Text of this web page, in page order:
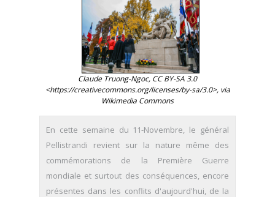
Claude Truong-Ngoc, CC BY-SA 3.0
<https://creativecommons.org/licenses/by-sa/3.0>, via
Wikimedia Commons
En cette semaine du 11-Novembre, le général
Pellistrandi revient sur la nature même des
commémorations de la Première Guerre
mondiale et surtout des conséquences, encore
présentes dans les conflits d'aujourd'hui, de la